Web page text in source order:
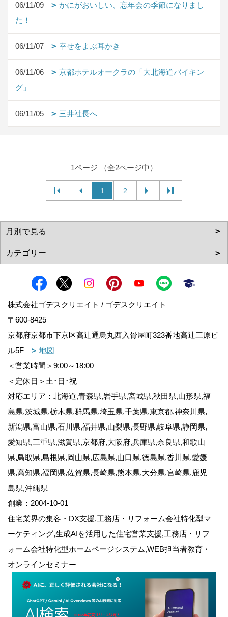
06/11/09
かにがおいしい、忘年会の季節になりまし
た！
06/11/07 幸せをよぶ耳かき
06/11/06
京都ホテルオークラの「大北海道バイキン
グ」
06/11/05 三井社長へ
1ページ （全2ページ中）
1 2
株式会社ゴデスクリエイト / ゴデスクリエイト
〒600-8425
京都府京都市下京区高辻通烏丸西入骨屋町323番地高辻三原ビ
ル5F
地図
＜営業時間＞9:00～18:00
＜定休日＞土･日･祝
対応エリア：北海道,青森県,岩手県,宮城県,秋田県,山形県,福
島県,茨城県,栃木県,群馬県,埼玉県,千葉県,東京都,神奈川県,
新潟県,富山県,石川県,福井県,山梨県,長野県,岐阜県,静岡県,
愛知県,三重県,滋賀県,京都府,大阪府,兵庫県,奈良県,和歌山
県,鳥取県,島根県,岡山県,広島県,山口県,徳島県,香川県,愛媛
県,高知県,福岡県,佐賀県,長崎県,熊本県,大分県,宮崎県,鹿児
島県,沖縄県
創業：2004-10-01
住宅業界の集客・DX支援,工務店・リフォーム会社特化型マ
ーケティング,生成AIを活用した住宅営業支援,工務店・リフ
ォーム会社特化型ホームページシステム,WEB担当者教育・
オンラインセミナー